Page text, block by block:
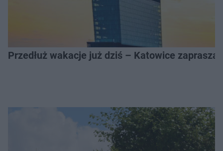
Przedłuż wakacje już dziś – Katowice